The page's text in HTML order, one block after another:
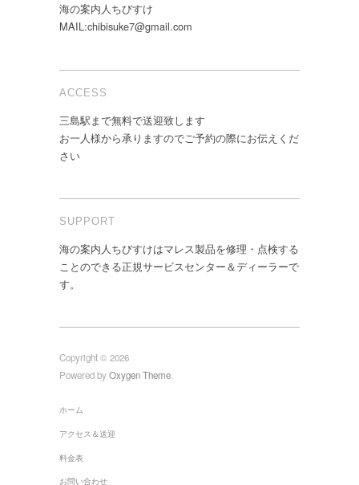
海の案内人ちびすけ
MAIL:chibisuke7@gmail.com
ACCESS
三島駅まで無料で送迎致します
お一人様から承りますのでご予約の際にお伝えくだ
さい
SUPPORT
海の案内人ちびすけはマレス製品を修理・点検する
ことのできる正規サービスセンター＆ディーラーで
す。
Copyright © 2026
Powered byOxygen Theme.
ホーム
アクセス＆送迎
料金表
お問い合わせ